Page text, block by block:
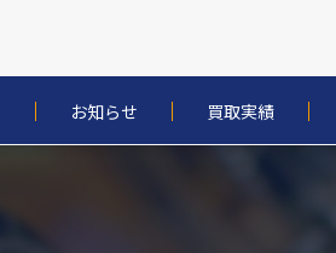
お知らせ 買取実績